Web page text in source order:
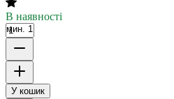
В наявності
мин. 1
У кошик